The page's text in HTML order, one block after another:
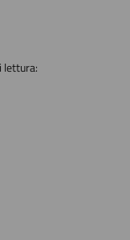
lettura: